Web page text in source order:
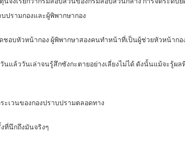
ปรามกองและผู้พิพากษากอง
อบหัวหน้ากอง ผู้พิพากษาสองคนทำหน้าที่เป็นผู้ช่วยหัวหน้ากอ
ล้ววันเล่าจนรู้สึกซังกะตายอย่างเลี่ยงไม่ได้ ดังนั้นแม้จะรู้ผล
เวนของกองปราบปรามตลอดทาง
ที่นึกถึงมันจริงๆ